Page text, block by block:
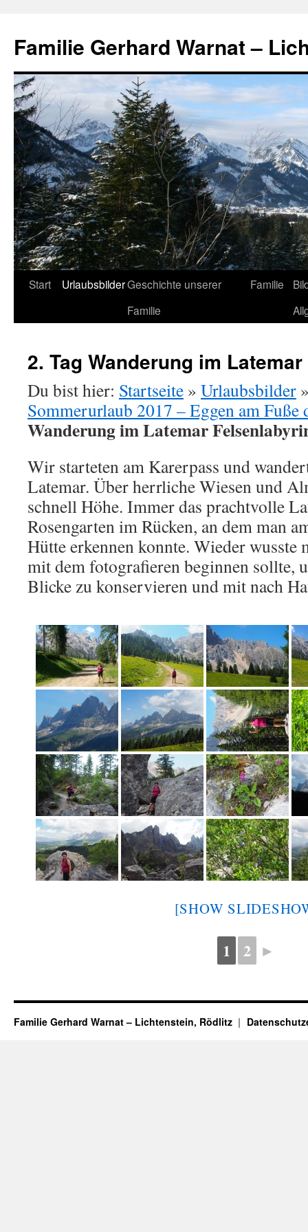
springen
Familie Gerhard Warnat –
Start UrlaubsbilderGeschichte unserer
Familie
Familie
2. Tag Wanderung im
Du bist hier: Startseite » Urlaubsbilder
Sommerurlaub 2017 – Eggen am Fuße
Wanderung im Latemar
Wir starteten am Karerpass und
Latemar. Über herrliche Wiesen und
schnell Höhe. Immer das prachtvolle
Rosengarten im Rücken, an dem man
Hütte erkennen konnte. Wieder wusste
mit dem fotografieren beginnen sollte,
Blicke zu konservieren und mit nach
[SHOW
1 2 ►
Familie Gerhard Warnat – Lichtenstein, Rödlitz